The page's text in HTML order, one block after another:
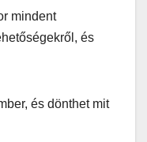
mindent
és
és dönthet mit